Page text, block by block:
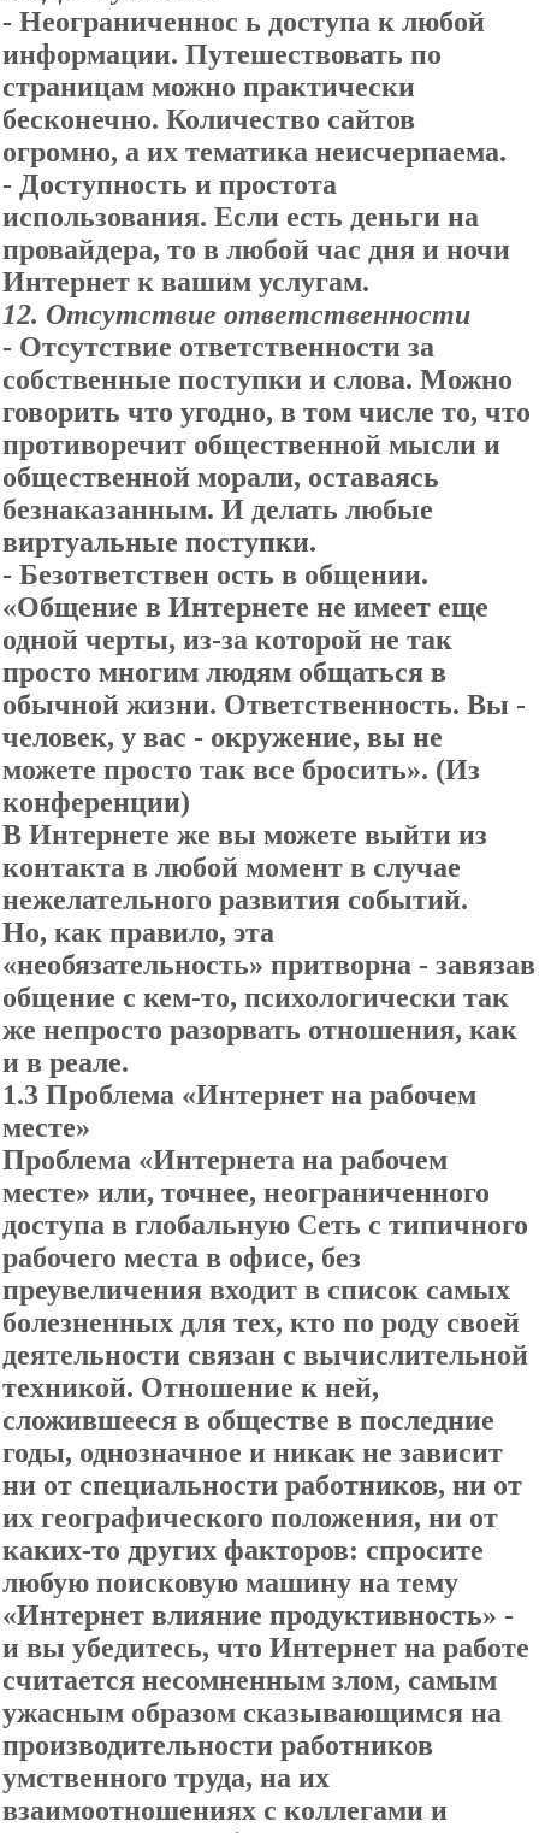
- Неограниченнос ь доступа к любой
информации. Путешествовать по
страницам можно практически
бесконечно. Количество сайтов
огромно, а их тематика неисчерпаема.
- Доступность и простота
использования. Если есть деньги на
провайдера, то в любой час дня и ночи
Интернет к вашим услугам.
12. Отсутствие ответственности
- Отсутствие ответственности за
собственные поступки и слова. Можно
говорить что угодно, в том числе то, что
противоречит общественной мысли и
общественной морали, оставаясь
безнаказанным. И делать любые
виртуальные поступки.
- Безответствен ость в общении.
«Общение в Интернете не имеет еще
одной черты, из-за которой не так
просто многим людям общаться в
обычной жизни. Ответственность. Вы -
человек, у вас - окружение, вы не
можете просто так все бросить». (Из
конференции)
В Интернете же вы можете выйти из
контакта в любой момент в случае
нежелательного развития событий.
Но, как правило, эта
«необязательность» притворна - завязав
общение с кем-то, психологически так
же непросто разорвать отношения, как
и в реале.
1.3 Проблема «Интернет на рабочем
месте»
Проблема «Интернета на рабочем
месте» или, точнее, неограниченного
доступа в глобальную Сеть с типичного
рабочего места в офисе, без
преувеличения входит в список самых
болезненных для тех, кто по роду своей
деятельности связан с вычислительной
техникой. Отношение к ней,
сложившееся в обществе в последние
годы, однозначное и никак не зависит
ни от специальности работников, ни от
их географического положения, ни от
каких-то других факторов: спросите
любую поисковую машину на тему
«Интернет влияние продуктивность» -
и вы убедитесь, что Интернет на работе
считается несомненным злом, самым
ужасным образом сказывающимся на
производительности работников
умственного труда, на их
взаимоотношениях с коллегами и